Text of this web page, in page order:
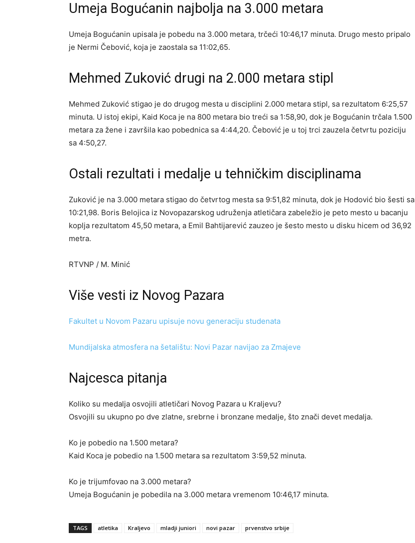
Umeja Bogućanin najbolja na 3.000 metara
Umeja Bogućanin upisala je pobedu na 3.000 metara, trčeći 10:46,17 minuta. Drugo mesto pripalo
je Nermi Čebović, koja je zaostala sa 11:02,65.
Mehmed Zuković drugi na 2.000 metara stipl
Mehmed Zuković stigao je do drugog mesta u disciplini 2.000 metara stipl, sa rezultatom 6:25,57
minuta. U istoj ekipi, Kaid Koca je na 800 metara bio treći sa 1:58,90, dok je Bogućanin trčala 1.500
metara za žene i završila kao pobednica sa 4:44,20. Čebović je u toj trci zauzela četvrtu poziciju
sa 4:50,27.
Ostali rezultati i medalje u tehničkim disciplinama
Zuković je na 3.000 metara stigao do četvrtog mesta sa 9:51,82 minuta, dok je Hodović bio šesti sa
10:21,98. Boris Belojica iz Novopazarskog udruženja atletičara zabeležio je peto mesto u bacanju
koplja rezultatom 45,50 metara, a Emil Bahtijarević zauzeo je šesto mesto u disku hicem od 36,92
metra.
RTVNP / M. Minić
Više vesti iz Novog Pazara
Fakultet u Novom Pazaru upisuje novu generaciju studenata
Mundijalska atmosfera na šetalištu: Novi Pazar navijao za Zmajeve
Najcesca pitanja
Koliko su medalja osvojili atletičari Novog Pazara u Kraljevu?
Osvojili su ukupno po dve zlatne, srebrne i bronzane medalje, što znači devet medalja.
Ko je pobedio na 1.500 metara?
Kaid Koca je pobedio na 1.500 metara sa rezultatom 3:59,52 minuta.
Ko je trijumfovao na 3.000 metara?
Umeja Bogućanin je pobedila na 3.000 metara vremenom 10:46,17 minuta.
TAGS atletika Kraljevo mladji juniori novi pazar prvenstvo srbije